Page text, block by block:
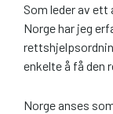
Som leder av
Norge har jeg
enkelte å få den
Norge anses